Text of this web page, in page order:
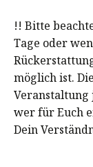
!! Bitte
Tage oder
möglich ist.
Veranstaltung
wer für Euch
Dein